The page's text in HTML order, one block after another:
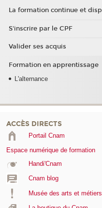
La formation continue et
S'inscrire par le CPF
Valider ses acquis
Formation en apprentissage
L'alternance
ACCÈS DIRECTS
Portail Cnam
Espace numérique de formation
Handi'Cnam
Cnam blog
Musée des arts et métiers